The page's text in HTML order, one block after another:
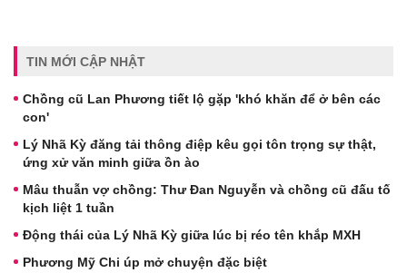
TIN MỚI CẬP NHẬT
Chồng cũ Lan Phương tiết lộ gặp 'khó khăn để ở bên các
con'
Lý Nhã Kỳ đăng tải thông điệp kêu gọi tôn trọng sự thật,
ứng xử văn minh giữa ồn ào
Mâu thuẫn vợ chồng: Thư Đan Nguyễn và chồng cũ đấu tố
kịch liệt 1 tuần
Động thái của Lý Nhã Kỳ giữa lúc bị réo tên khắp MXH
Phương Mỹ Chi úp mở chuyện đặc biệt